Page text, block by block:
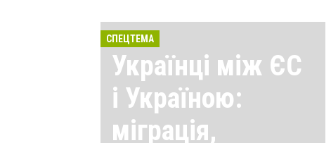
СПЕЦТЕМА
Українці між ЄС
і Україною:
міграція,